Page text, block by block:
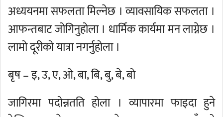
अध्ययनमा सफलता मिल्नेछ । व्यावसायिक सफलता ।
आफन्तबाट जोगिनुहोला । धार्मिक कार्यमा मन लाग्नेछ ।
लामो दूरीको यात्रा नगर्नुहोला ।
बृष – इ, उ, ए, ओ, बा, बि, बु, बे, बो
जागिरमा पदोन्नतति होला । व्यापारमा फाइदा हुने